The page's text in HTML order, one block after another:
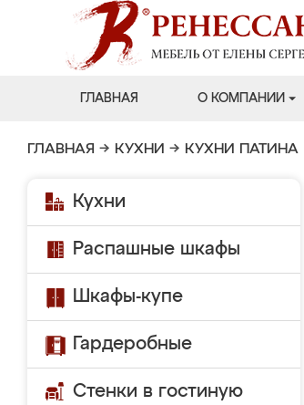
ГЛАВНАЯ О КОМПАНИИ
ГЛАВНАЯ → КУХНИ → КУХНИ ПАТИНА
Кухни
Распашные шкафы
Шкафы-купе
Гардеробные
Стенки в гостиную